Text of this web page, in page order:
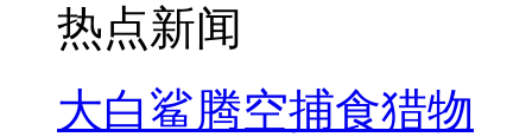
热点新闻
大白鲨腾空捕食猎物